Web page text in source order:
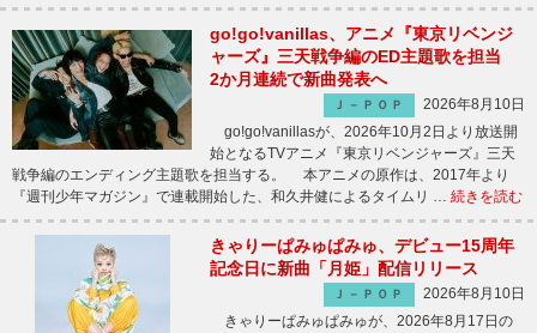
go!go!vanillas、アニメ『東京リベンジ
ャーズ』三天戦争編のED主題歌を担当
2か月連続で新曲発表へ
Ｊ－ＰＯＰ
2026年8月10日
go!go!vanillasが、2026年10月2日より放送開
始となるTVアニメ『東京リベンジャーズ』三天
戦争編のエンディング主題歌を担当する。 本アニメの原作は、2017年より
『週刊少年マガジン』で連載開始した、和久井健によるタイムリ … 続きを読む
きゃりーぱみゅぱみゅ、デビュー15周年
記念日に新曲「月姫」配信リリース
Ｊ－ＰＯＰ
2026年8月10日
きゃりーぱみゅぱみゅが、2026年8月17日の